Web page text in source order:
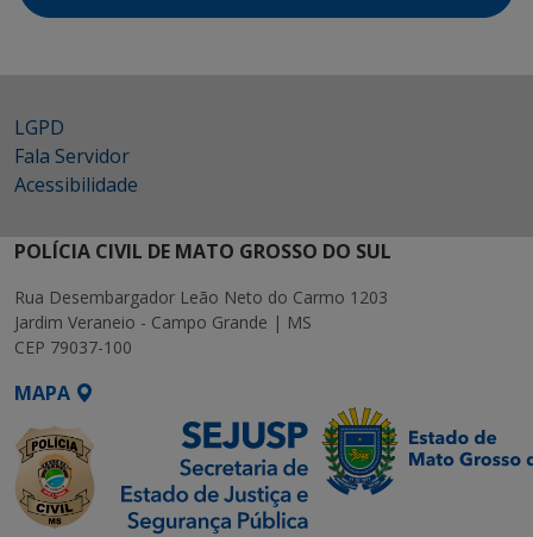
LGPD
Fala Servidor
Acessibilidade
POLÍCIA CIVIL DE MATO GROSSO DO SUL
Rua Desembargador Leão Neto do Carmo 1203
Jardim Veraneio - Campo Grande | MS
CEP 79037-100
MAPA